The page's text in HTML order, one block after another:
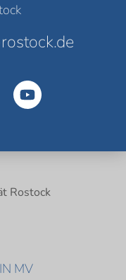
Rostock
IN MV